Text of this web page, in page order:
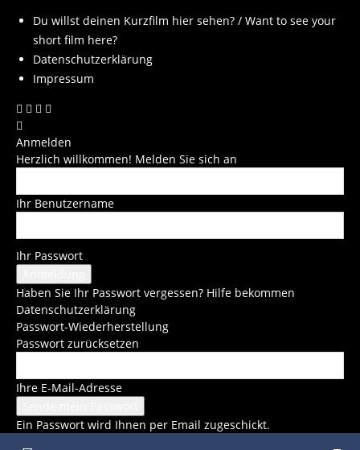
Du willst deinen Kurzfilm hier sehen? / Want to see your
short film here?
Datenschutzerklärung
Impressum
Anmelden
Herzlich willkommen! Melden Sie sich an
Ihr Benutzername
Ihr Passwort
Haben Sie Ihr Passwort vergessen? Hilfe bekommen
Datenschutzerklärung
Passwort-Wiederherstellung
Passwort zurücksetzen
Ihre E-Mail-Adresse
Ein Passwort wird Ihnen per Email zugeschickt.